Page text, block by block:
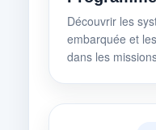
Découvrir les
embarquée et
dans les